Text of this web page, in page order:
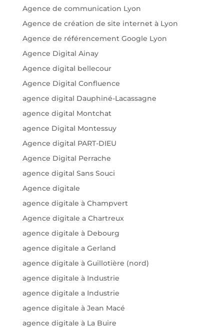
Agence de communication Lyon
Agence de création de site internet à Lyon
Agence de référencement Google Lyon
Agence Digital Ainay
Agence digital bellecour
Agence Digital Confluence
agence digital Dauphiné-Lacassagne
agence digital Montchat
agence Digital Montessuy
Agence digital PART-DIEU
Agence Digital Perrache
agence digital Sans Souci
Agence digitale
agence digitale à Champvert
Agence digitale a Chartreux
agence digitale à Debourg
agence digitale a Gerland
agence digitale à Guillotière (nord)
agence digitale à Industrie
agence digitale a Industrie
agence digitale à Jean Macé
agence digitale à La Buire